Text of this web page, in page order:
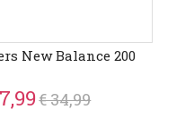
New Balance 200
€ 34,99